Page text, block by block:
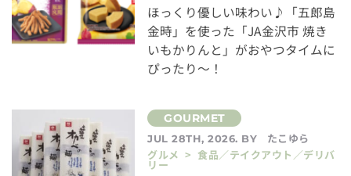
ほっくり優しい味わい♪「五郎島
金時」を使った「JA金沢市 焼き
いもかりんと」がおやつタイムに
ぴったり～！
JUL 28TH, 2026. BY
たこゆら
グルメ > 食品／テイクアウト／デリバ
リー